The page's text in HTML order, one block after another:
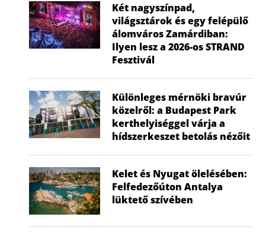
Két nagyszínpad,
világsztárok és egy felépülő
álomváros Zamárdiban:
Ilyen lesz a 2026-os STRAND
Fesztivál
Különleges mérnöki bravúr
közelről: a Budapest Park
kerthelyiséggel várja a
hídszerkeszet betolás nézőit
Kelet és Nyugat ölelésében:
Felfedezőúton Antalya
lüktető szívében